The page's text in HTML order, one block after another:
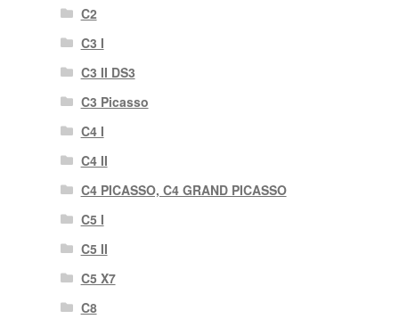
C2
C3 I
C3 II DS3
C3 Picasso
C4 I
C4 II
C4 PICASSO, C4 GRAND PICASSO
C5 I
C5 II
C5 X7
C8